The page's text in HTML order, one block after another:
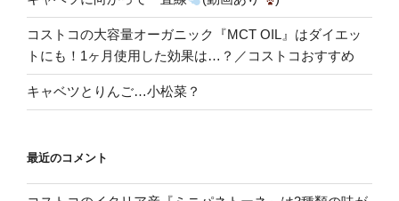
コストコの大容量オーガニック『MCT OIL』はダイエッ
トにも！1ヶ月使用した効果は…？／コストコおすすめ
キャベツとりんご…小松菜？
最近のコメント